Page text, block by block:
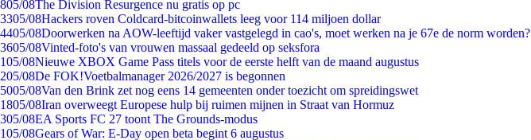
805/08The Division Resurgence nu gratis op pc
3305/08Hackers roven Coldcard-bitcoinwallets leeg voor 114 miljoen dollar
4405/08Doorwerken na AOW-leeftijd vaker vastgelegd in cao's, moet werken na je 67e de norm worden?
3605/08Vinted-foto's van vrouwen massaal gedeeld op seksfora
105/08Nieuwe XBOX Game Pass titels voor de eerste helft van de maand augustus
205/08De FOK!Voetbalmanager 2026/2027 is begonnen
5005/08Van den Brink zet nog eens 14 gemeenten onder toezicht om spreidingswet
1805/08Iran overweegt Europese hulp bij ruimen mijnen in Straat van Hormuz
305/08EA Sports FC 27 toont The Grounds-modus
105/08Gears of War: E-Day open beta begint 6 augustus